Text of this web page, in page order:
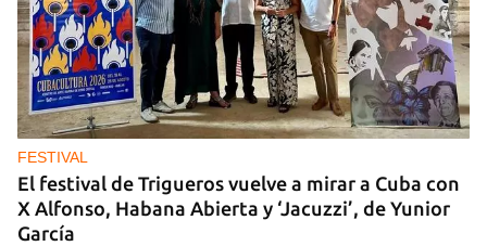
MATANZAS
"Estamos viviendo entre desconocidos": la
emigración vacía los barrios de Matanzas
FESTIVAL
El festival de Trigueros vuelve a mirar a Cuba con
X Alfonso, Habana Abierta y ‘Jacuzzi’, de Yunior
García